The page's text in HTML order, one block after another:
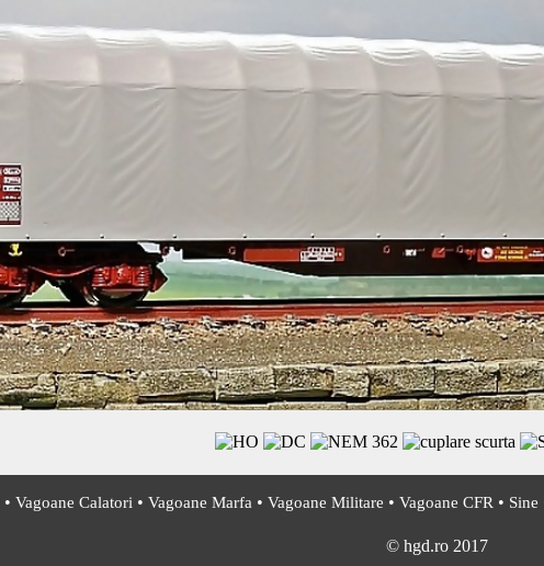
• Vagoane Calatori • Vagoane Marfa • Vagoane Militare • Vagoane CFR • Sine
© hgd.ro 2017